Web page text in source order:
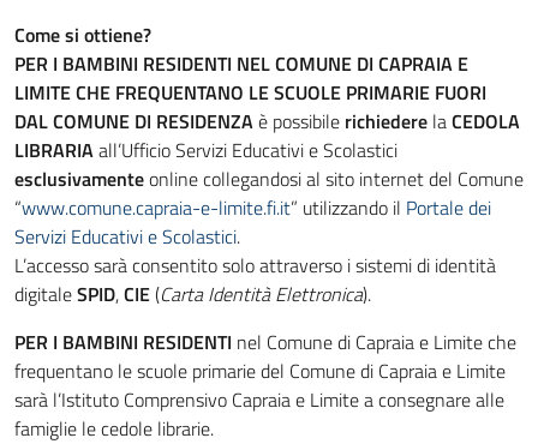
Come si ottiene?
PER I BAMBINI RESIDENTI NEL COMUNE DI CAPRAIA E
LIMITE CHE FREQUENTANO LE SCUOLE PRIMARIE FUORI
DAL COMUNE DI RESIDENZAè possibile richiedere laCEDOLA
LIBRARIAall’Ufficio Servizi Educativi e Scolastici
esclusivamenteonline collegandosi al sito internet del Comune
“www.comune.capraia-e-limite.fi.it” utilizzando il Portale dei
Servizi Educativi e Scolastici.
L’accesso sarà consentito solo attraverso i sistemi di identità
digitaleSPID,CIE(Carta Identità Elettronica).
PER I BAMBINI RESIDENTI nel Comune di Capraia e Limite che
frequentano le scuole primarie del Comune di Capraia e Limite
sarà l’Istituto Comprensivo Capraia e Limite a consegnare alle
famiglie le cedole librarie.